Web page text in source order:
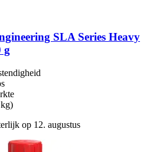
SLA Series Heavy
g
op 12. augustus